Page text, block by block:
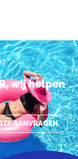
wij helpen
AANVRAGEN